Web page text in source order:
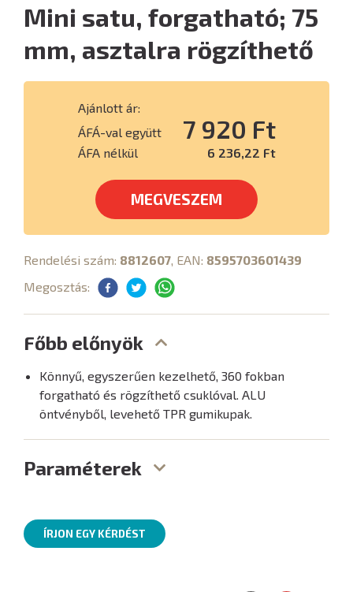
Mini satu, forgatható; 75
mm, asztalra rögzíthető
Ajánlott ár:
ÁFÁ-val együtt
7 920 Ft
ÁFA nélkül 6 236,22 Ft
MEGVESZEM
Rendelési szám: 8812607, EAN: 8595703601439
Megosztás:
Főbb előnyök
Könnyű, egyszerűen kezelhető, 360 fokban
forgatható és rögzíthető csuklóval. ALU
öntvényből, levehető TPR gumikupak.
Paraméterek
ÍRJON EGY KÉRDÉST